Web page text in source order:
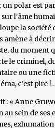
un polar est
l’âme
la
à
du moment
le criminel,
ou une
c’est pire
« Anne
sein de